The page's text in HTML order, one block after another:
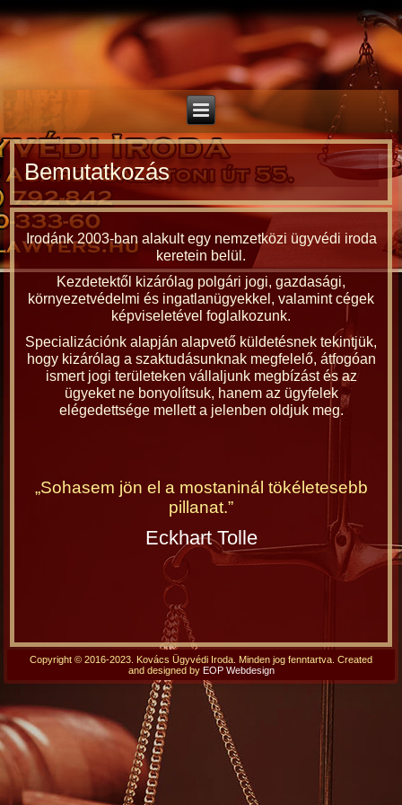
Bemutatkozás
Irodánk 2003-ban alakult egy nemzetközi ügyvédi iroda
keretein belül.
Kezdetektől kizárólag polgári jogi, gazdasági,
környezetvédelmi és ingatlanügyekkel, valamint cégek
képviseletével foglalkozunk.
Specializációnk alapján alapvető küldetésnek tekintjük,
hogy kizárólag a szaktudásunknak megfelelő, átfogóan
ismert jogi területeken vállaljunk megbízást és az
ügyeket ne bonyolítsuk, hanem az ügyfelek
elégedettsége mellett a jelenben oldjuk meg.
„Sohasem jön el a mostaninál tökéletesebb
pillanat.”
Eckhart Tolle
Copyright © 2016-2023. Kovács Ügyvédi Iroda. Minden jog fenntartva. Created
and designed by EOP Webdesign